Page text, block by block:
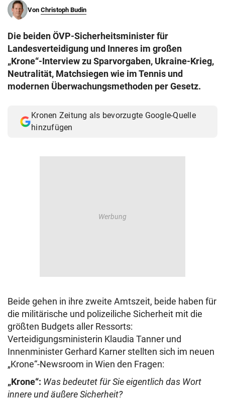
Von Christoph Budin
Die beiden ÖVP-Sicherheitsminister für
Landesverteidigung und Inneres im großen
„Krone“-Interview zu Sparvorgaben, Ukraine-Krieg,
Neutralität, Matchsiegen wie im Tennis und
modernen Überwachungsmethoden per Gesetz.
Kronen Zeitung als bevorzugte Google-Quelle
hinzufügen
Beide gehen in ihre zweite Amtszeit, beide haben für
die militärische und polizeiliche Sicherheit mit die
größten Budgets aller Ressorts:
Verteidigungsministerin Klaudia Tanner und
Innenminister Gerhard Karner stellten sich im neuen
„Krone“-Newsroom in Wien den Fragen:
„Krone“: Was bedeutet für Sie eigentlich das Wort
innere und äußere Sicherheit?